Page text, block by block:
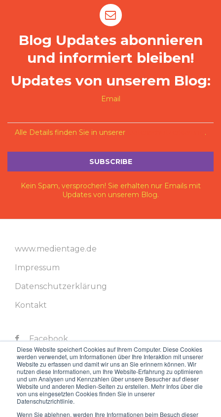
Diese Website speichert Cookies auf Ihrem Computer. Diese Cookies
werden verwendet, um Informationen über Ihre Interaktion mit unserer
Website zu erfassen und damit wir uns an Sie erinnern können. Wir
nutzen diese Informationen, um Ihre Website-Erfahrung zu optimieren
und um Analysen und Kennzahlen über unsere Besucher auf dieser
Website und anderen Medien-Seiten zu erstellen. Mehr Infos über die
von uns eingesetzten Cookies finden Sie in unserer
Datenschutzrichtlinie.
Wenn Sie ablehnen, werden Ihre Informationen beim Besuch dieser
Blog Updates abonnieren
und informiert bleiben!
Updates von unserem Blog:
Email
Alle Details finden Sie in unserer .
Kein Spam, versprochen! Sie erhalten nur Emails mit
Updates von unserem Blog.
www.medientage.de
Impressum
Datenschutzerklärung
Kontakt
Facebook
Twitter
LinkedIn
Instagram
Youtube